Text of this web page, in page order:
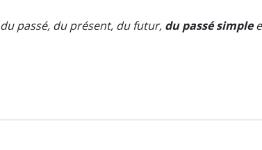
du passé, du présent, du futur, du passé simple